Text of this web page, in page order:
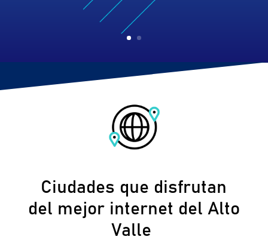
Ciudades que disfrutan
del mejor internet del Alto
Valle